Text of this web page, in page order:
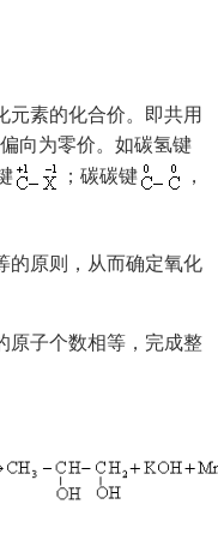
元素的化合价。即共用
向为零价。如碳氢键
；碳碳键
，
的原则，从而确定氧化
原子个数相等，完成整